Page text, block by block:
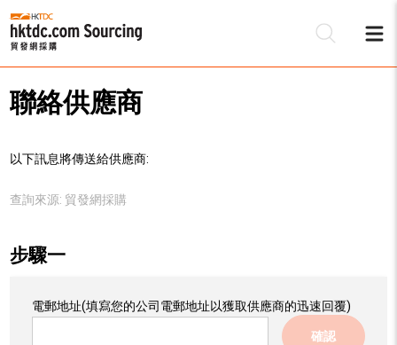
聯絡供應商
以下訊息將傳送給供應商:
查詢來源: 貿發網採購
步驟一
電郵地址(填寫您的公司電郵地址以獲取供應商的迅速回覆)
確認